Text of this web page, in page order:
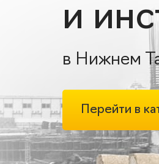
и
в Нижнем
Перейти в